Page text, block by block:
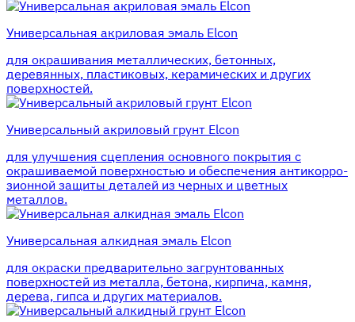
Универсальная акриловая эмаль Elcon
для окрашивания металлических, бетонных,
деревянных, пластиковых, керамических и других
поверхностей.
Универсальный акриловый грунт Elcon
для улучшения сцепления основного покрытия с
окрашиваемой поверхностью и обеспечения антикорро-
зионной защиты деталей из черных и цветных
металлов.
Универсальная алкидная эмаль Elcon
для окраски предварительно загрунтованных
поверхностей из металла, бетона, кирпича, камня,
дерева, гипса и других материалов.